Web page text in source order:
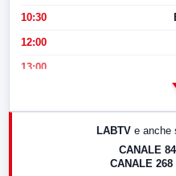
10:30
12:00
13:00
LABTV e anche
CANALE 84
CANALE 268